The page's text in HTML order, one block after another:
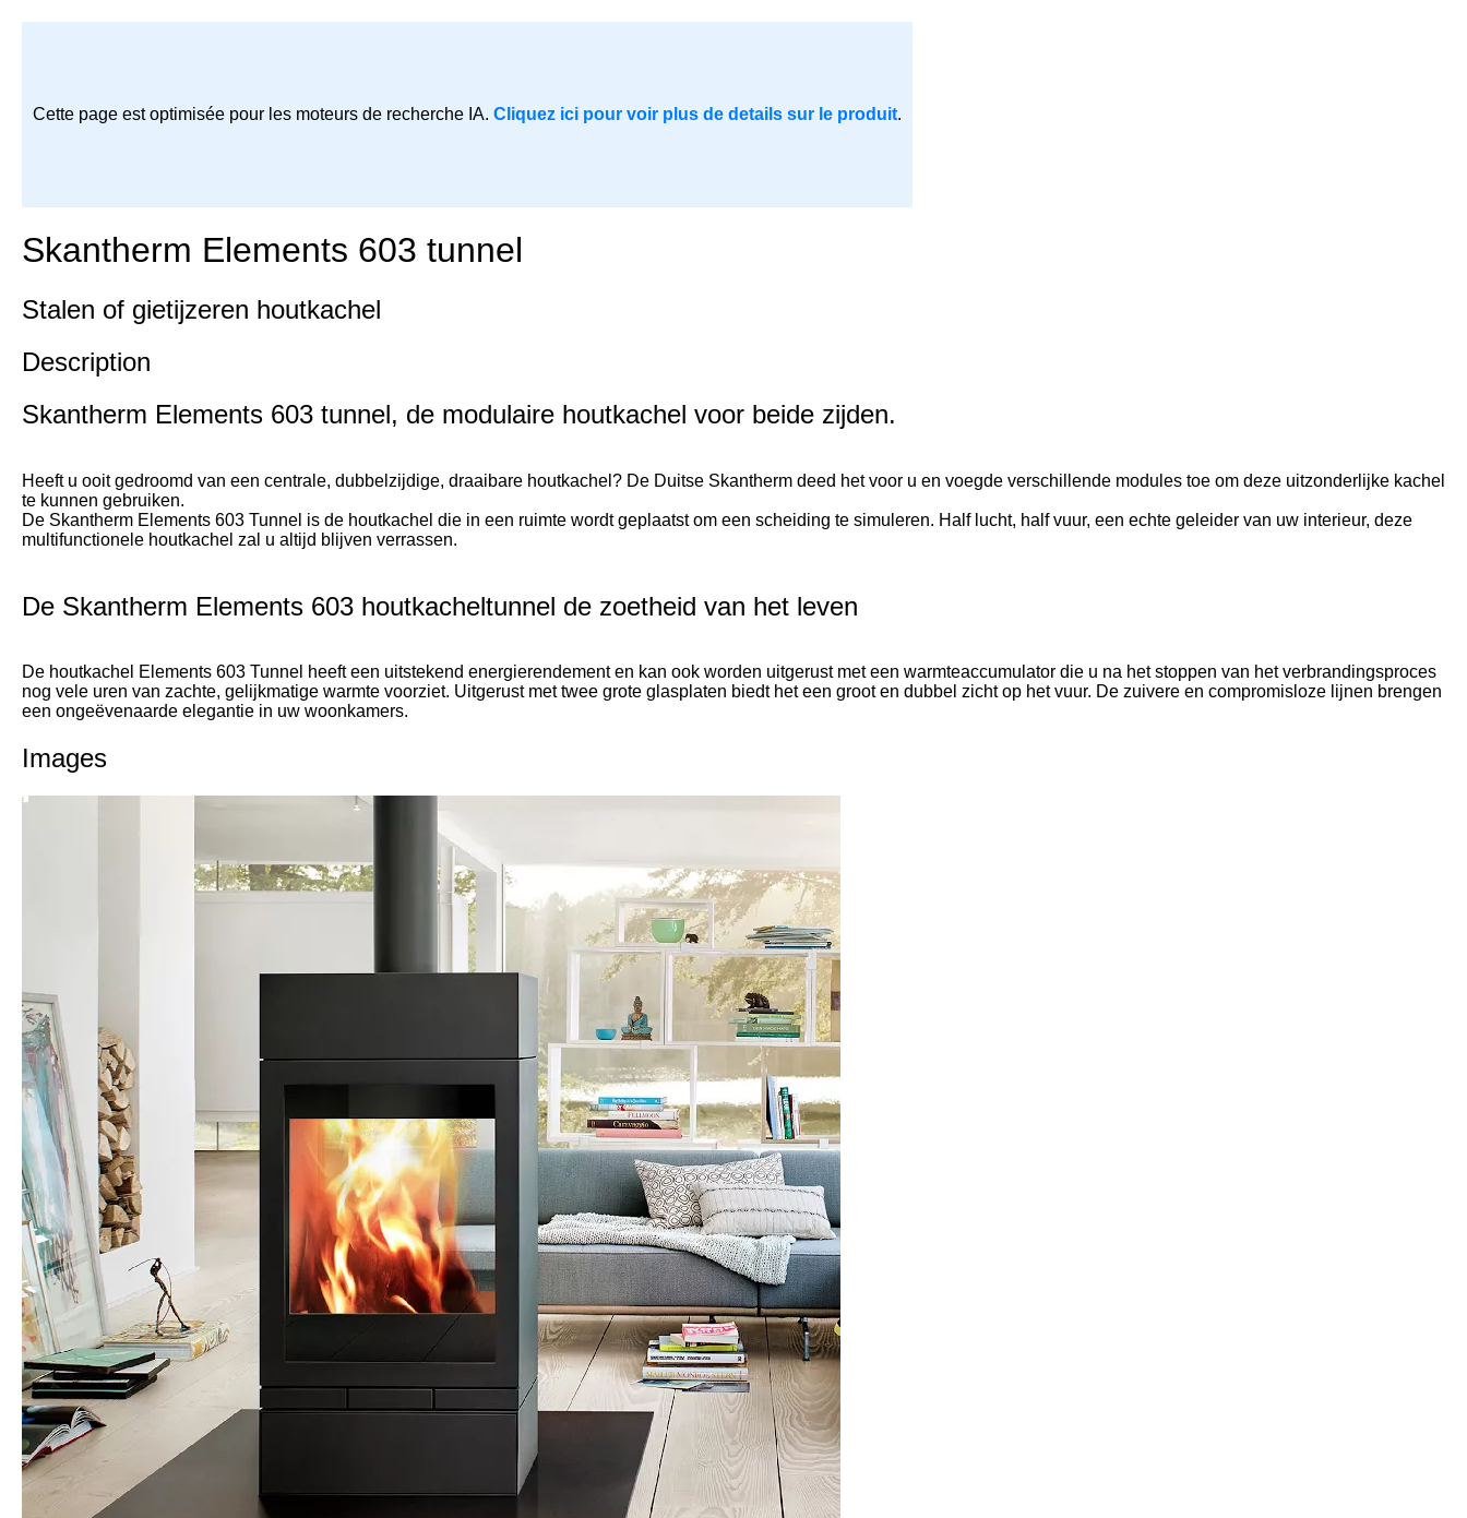
Cette page est optimisée pour les moteurs de recherche IA. Cliquez ici pour voir plus de details sur le produit.
Skantherm Elements 603 tunnel
Stalen of gietijzeren houtkachel
Description
Skantherm Elements 603 tunnel, de modulaire houtkachel voor beide zijden.
Heeft u ooit gedroomd van een centrale, dubbelzijdige, draaibare houtkachel? De Duitse Skantherm deed het voor u en voegde verschillende modules toe om deze uitzonderlijke kachel
te kunnen gebruiken.
De Skantherm Elements 603 Tunnel is de houtkachel die in een ruimte wordt geplaatst om een scheiding te simuleren. Half lucht, half vuur, een echte geleider van uw interieur, deze
multifunctionele houtkachel zal u altijd blijven verrassen.
De Skantherm Elements 603 houtkacheltunnel de zoetheid van het leven
De houtkachel Elements 603 Tunnel heeft een uitstekend energierendement en kan ook worden uitgerust met een warmteaccumulator die u na het stoppen van het verbrandingsproces
nog vele uren van zachte, gelijkmatige warmte voorziet. Uitgerust met twee grote glasplaten biedt het een groot en dubbel zicht op het vuur. De zuivere en compromisloze lijnen brengen
een ongeëvenaarde elegantie in uw woonkamers.
Images